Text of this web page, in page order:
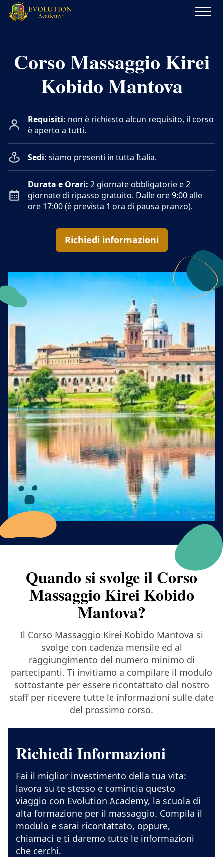
Corso Massaggio Kirei
Kobido Mantova
Requisiti: non è richiesto alcun requisito, il corso
è aperto a tutti.
Sedi: siamo presenti in tutta Italia.
Durata e Orari: 2 giornate obbligatorie e 2
giornate di ripasso gratuito. Dalle ore 9:00 alle
ore 17:00 (è prevista 1 ora di pausa pranzo).
Richiedi informazioni
Quando si svolge il Corso
Massaggio Kirei Kobido
Mantova?
Il Corso Massaggio Kirei Kobido Mantova si
svolge con cadenza mensile ed al
raggiungimento del numero minimo di
partecipanti. Ti invitiamo a compilare il modulo
sottostante per essere ricontattato dal nostro
staff per ricevere tutte le informazioni sulle date
del prossimo corso.
Richiedi Informazioni
Fai il miglior investimento della tua vita:
lavora su te stesso e comincia questo
viaggio con Evolution Academy, la scuola di
alta formazione per il massaggio. Compila il
modulo e sarai ricontattato, oppure,
chiamaci e ti daremo tutte le informazioni
che cerchi.